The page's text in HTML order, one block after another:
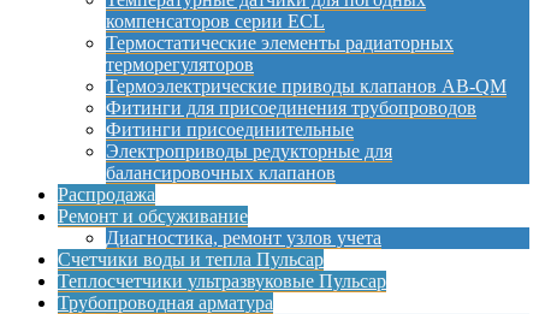
компенсаторов серии ECL
Термостатические элементы радиаторных
терморегуляторов
Термоэлектрические приводы клапанов AB-QM
Фитинги для присоединения трубопроводов
Фитинги присоединительные
Электроприводы редукторные для
балансировочных клапанов
Распродажа
Ремонт и обсуживание
Диагностика, ремонт узлов учета
Счетчики воды и тепла Пульсар
Теплосчетчики ультразвуковые Пульсар
Трубопроводная арматура